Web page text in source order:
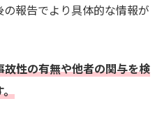
報告でより具体的な情報が
性の有無や他者の関与を検
。